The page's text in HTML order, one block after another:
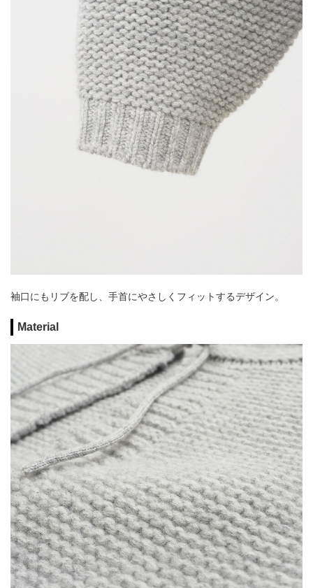
袖口にもリブを配し、手首にやさしくフィットするデザイン。
Material